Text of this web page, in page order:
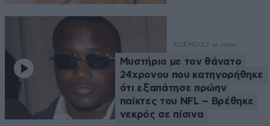
ΚΟΣΜΟΣ2 ω. πριν
Μυστήριο με τον θάνατο
24χρονου που κατηγορήθηκε
ότι εξαπάτησε πρώην
παίκτες του NFL – Βρέθηκε
νεκρός σε πίσινα